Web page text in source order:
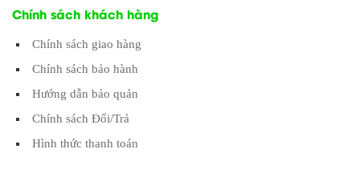
Chính sách khách hàng
Chính sách giao hàng
Chính sách bảo hành
Hướng dẫn bảo quản
Chính sách Đổi/Trả
Hình thức thanh toán